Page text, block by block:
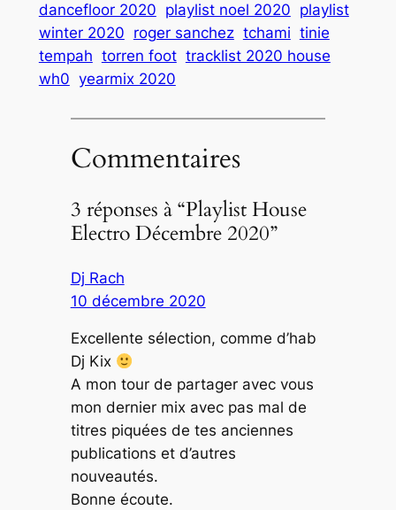
dancefloor 2020 playlist noel 2020 playlist
winter 2020 roger sanchez tchami tinie
tempah torren foot tracklist 2020 house
wh0 yearmix 2020
Commentaires
3 réponses à “Playlist House
Electro Décembre 2020”
Dj Rach
10 décembre 2020
Excellente sélection, comme d’hab
Dj Kix
A mon tour de partager avec vous
mon dernier mix avec pas mal de
titres piquées de tes anciennes
publications et d’autres
nouveautés.
Bonne écoute.